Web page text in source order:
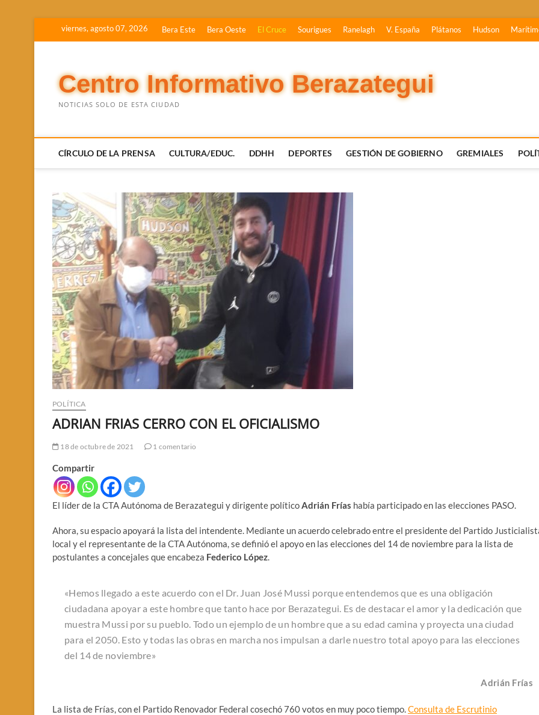
viernes, agosto 07, 2026 Bera Este Bera Oeste El Cruce Sourigues Ranelagh V. España Plátanos Hudson
Centro Informativo Berazategui
NOTICIAS SOLO DE ESTA CIUDAD
CÍRCULO DE LA PRENSA CULTURA/EDUC. DDHH DEPORTES GESTIÓN DE GOBIERNO GREMIALES
POLÍTICA
ADRIAN FRIAS CERRO CON EL OFICIALISMO
18 de octubre de 2021 1 comentario
Compartir
El líder de la CTA Autónoma de Berazategui y dirigente políticoAdrián Frías había participado en las elecciones PASO.
Ahora, su espacio apoyará la lista del intendente. Mediante un acuerdo celebrado entre el presidente del Partido
local y el representante de la CTA Autónoma, se definió el apoyo en las elecciones del 14 de noviembre para la lista de
postulantes a concejales que encabeza Federico López.
«Hemos llegado a este acuerdo con el Dr. Juan José Mussi porque entendemos que es una obligación
ciudadana apoyar a este hombre que tanto hace por Berazategui. Es de destacar el amor y la dedicación que
muestra Mussi por su pueblo. Todo un ejemplo de un hombre que a su edad camina y proyecta una ciudad
para el 2050. Esto y todas las obras en marcha nos impulsan a darle nuestro total apoyo para las elecciones
del 14 de noviembre»
Adrián Frías
La lista de Frías, con el Partido Renovador Federal cosechó 760 votos en muy poco tiempo.Consulta de Escrutinio